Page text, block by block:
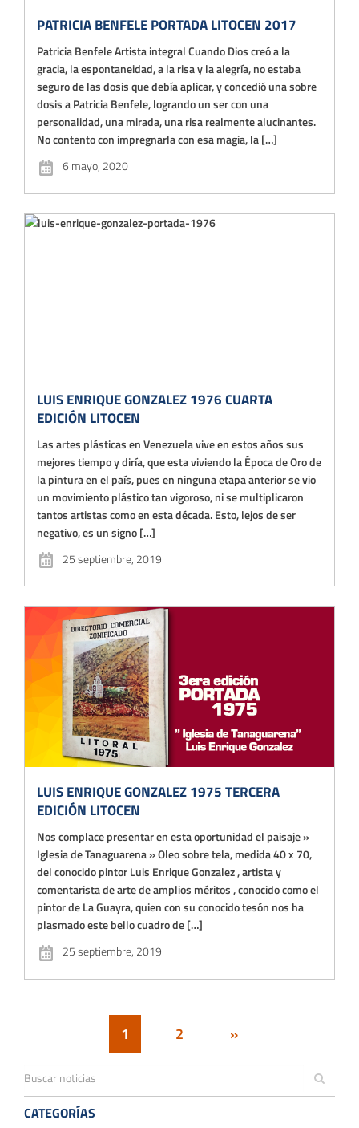
PATRICIA BENFELE PORTADA LITOCEN 2017
Patricia Benfele Artista integral Cuando Dios creó a la
gracia, la espontaneidad, a la risa y la alegría, no estaba
seguro de las dosis que debía aplicar, y concedió una sobre
dosis a Patricia Benfele, logrando un ser con una
personalidad, una mirada, una risa realmente alucinantes.
No contento con impregnarla con esa magia, la […]
6 mayo, 2020
LUIS ENRIQUE GONZALEZ 1976 CUARTA
EDICIÓN LITOCEN
Las artes plásticas en Venezuela vive en estos años sus
mejores tiempo y diría, que esta viviendo la Época de Oro de
la pintura en el país, pues en ninguna etapa anterior se vio
un movimiento plástico tan vigoroso, ni se multiplicaron
tantos artistas como en esta década. Esto, lejos de ser
negativo, es un signo […]
25 septiembre, 2019
LUIS ENRIQUE GONZALEZ 1975 TERCERA
EDICIÓN LITOCEN
Nos complace presentar en esta oportunidad el paisaje »
Iglesia de Tanaguarena » Oleo sobre tela, medida 40 x 70,
del conocido pintor Luis Enrique Gonzalez , artista y
comentarista de arte de amplios méritos , conocido como el
pintor de La Guayra, quien con su conocido tesón nos ha
plasmado este bello cuadro de […]
25 septiembre, 2019
1 2 »
CATEGORÍAS